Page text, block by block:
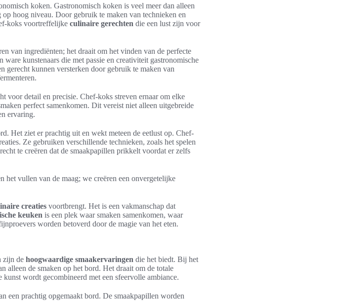
koken. Gastronomisch koken is veel meer dan alleen
hoog niveau. Door gebruik te maken van technieken en
koks voortreffelijke culinaire gerechten die een lust zijn voor
van ingrediënten; het draait om het vinden van de perfecte
kunstenaars die met passie en creativiteit gastronomische
gerecht kunnen versterken door gebruik te maken van
voor detail en precisie. Chef-koks streven ernaar om elke
perfect samenkomen. Dit vereist niet alleen uitgebreide
ervaring.
Het ziet er prachtig uit en wekt meteen de eetlust op. Chef-
Ze gebruiken verschillende technieken, zoals het spelen
te creëren dat de smaakpapillen prikkelt voordat er zelfs
het vullen van de maag; we creëren een onvergetelijke
creaties voortbrengt. Het is een vakmanschap dat
keuken is een plek waar smaken samenkomen, waar
worden betoverd door de magie van het eten.
zijn de hoogwaardige smaakervaringen die het biedt. Bij het
alleen de smaken op het bord. Het draait om de totale
wordt gecombineerd met een sfeervolle ambiance.
een prachtig opgemaakt bord. De smaakpapillen worden